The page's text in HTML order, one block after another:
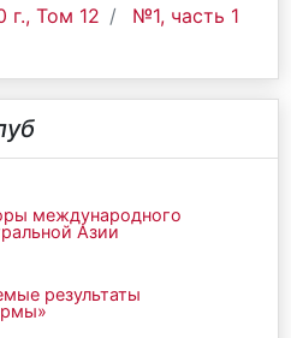
г., Том 12
№1, часть 1
международного
Азии
результаты